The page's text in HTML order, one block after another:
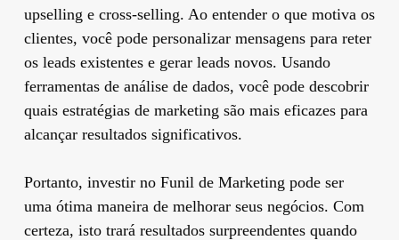
upselling e cross-selling. Ao entender o que motiva os
clientes, você pode personalizar mensagens para reter
os leads existentes e gerar leads novos. Usando
ferramentas de análise de dados, você pode descobrir
quais estratégias de marketing são mais eficazes para
alcançar resultados significativos.
Portanto, investir no Funil de Marketing pode ser
uma ótima maneira de melhorar seus negócios. Com
certeza, isto trará resultados surpreendentes quando